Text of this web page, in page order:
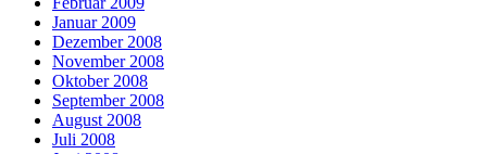
Januar 2009
Dezember 2008
November 2008
Oktober 2008
September 2008
August 2008
Juli 2008